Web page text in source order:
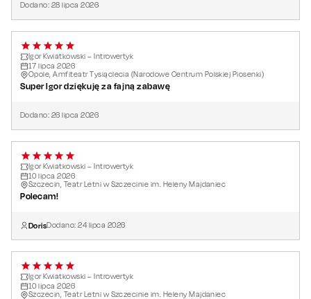
Dodano: 28 lipca 2026
Igor Kwiatkowski – Introwertyk
17 lipca 2026
Opole, Amfiteatr Tysiąclecia (Narodowe Centrum Polskiej Piosenki)
Super Igor dziękuję za fajną zabawę
Dodano: 26 lipca 2026
Igor Kwiatkowski – Introwertyk
10lipca 2026
Szczecin, Teatr Letni w Szczecinie im. Heleny Majdaniec
Polecam!
DorisDodano:24 lipca 2026
Igor Kwiatkowski – Introwertyk
10lipca 2026
Szczecin, Teatr Letni w Szczecinie im. Heleny Majdaniec